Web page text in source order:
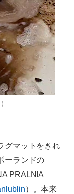
グマットをきれ
ーランドの
PRALNIA
）。本来